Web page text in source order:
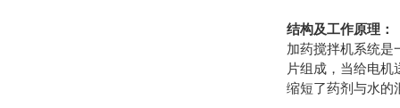
结构及工作原理：
加药搅拌机系统是
片组成，当给电
缩短了药剂与水的